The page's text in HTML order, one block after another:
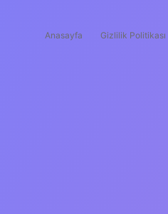
Anasayfa Gizlilik Politikası